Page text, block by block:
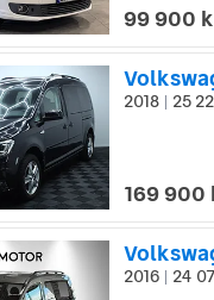
99 900
2018 25
169 900
2016 24